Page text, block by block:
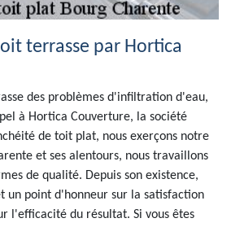
terrasse par Hortica
des problèmes d'infiltration d'eau,
à Hortica Couverture, la société
de toit plat, nous exerçons notre
et ses alentours, nous travaillons
de qualité. Depuis son existence,
un point d'honneur sur la satisfaction
l'efficacité du résultat. Si vous êtes